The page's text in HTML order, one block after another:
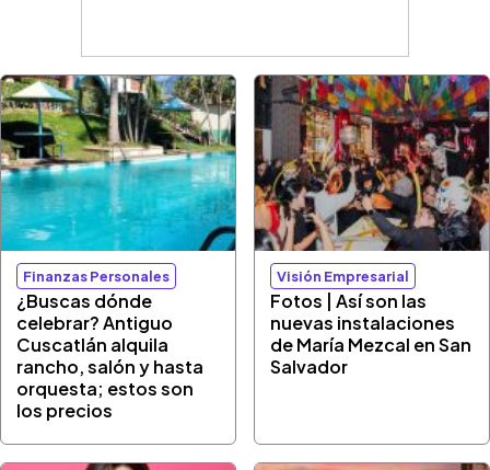
Finanzas Personales
¿Buscas dónde
celebrar? Antiguo
Cuscatlán alquila
rancho, salón y hasta
orquesta; estos son
los precios
Visión Empresarial
Fotos | Así son las
nuevas instalaciones
de María Mezcal en San
Salvador